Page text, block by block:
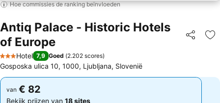
Hoe commissies de ranking beïnvloeden
Antiq Palace - Historic Hotels
of Europe
Delen
3 Sterren
Hotel 7,9 Goed (2.202 scores)
Gosposka ulica 10, 1000, Ljubljana, Slovenië
van € 82
Bekijk prijzen van 18 sites
van € 82
Bekijk prijzen van 18 sites